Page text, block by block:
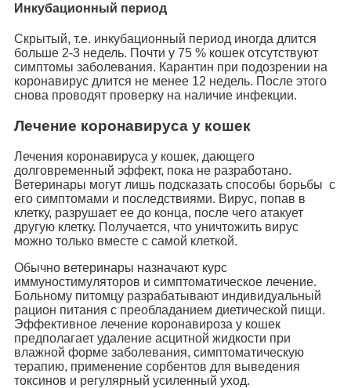
Инкубационный период
Скрытый, т.е. инкубационный период иногда длится
больше 2-3 недель. Почти у 75 % кошек отсутствуют
симптомы заболевания. Карантин при подозрении на
коронавирус длится не менее 12 недель. После этого
снова проводят проверку на наличие инфекции.
Лечение коронавируса у кошек
Лечения коронавируса у кошек, дающего
долговременный эффект, пока не разработано.
Ветеринары могут лишь подсказать способы борьбы с
его симптомами и последствиями. Вирус, попав в
клетку, разрушает ее до конца, после чего атакует
другую клетку. Получается, что уничтожить вирус
можно только вместе с самой клеткой.
Обычно ветеринары назначают курс
иммуностимуляторов и симптоматическое лечение.
Больному питомцу разрабатывают индивидуальный
рацион питания с преобладанием диетической пищи.
Эффективное лечение коронавироза у кошек
предполагает удаление асцитной жидкости при
влажной форме заболевания, симптоматическую
терапию, применение сорбентов для выведения
токсинов и регулярный усиленный уход.